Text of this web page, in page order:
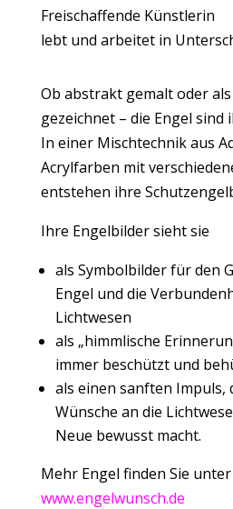
Freischaffende Künstlerin
lebt und arbeitet in
Ob abstrakt gemalt oder
gezeichnet – die Engel sind
In einer Mischtechnik aus
Acrylfarben mit
entstehen ihre
Ihre Engelbilder sieht sie
als Symbolbilder für den
Engel und die
Lichtwesen
als „himmlische
immer beschützt und
als einen sanften Impuls,
Wünsche an die
Neue bewusst macht.
Mehr Engel finden Sie unter
www.engelwunsch.de